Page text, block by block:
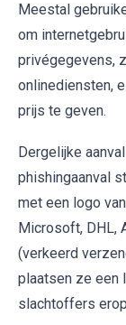
Meestal
om
privégegevens,
onlinediensten,
prijs te geven.
Dergelijke
phishingaanval
met een logo
Microsoft, DHL,
(verkeerd
plaatsen ze een
slachtoffers